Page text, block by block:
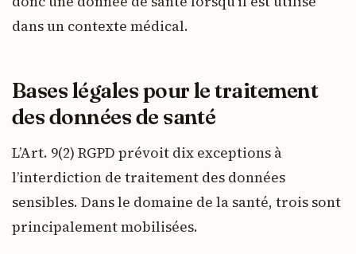
dans un contexte médical.
Bases légales pour le traitement
des données de santé
L’Art. 9(2) RGPD prévoit dix exceptions à
l’interdiction de traitement des données
sensibles. Dans le domaine de la santé, trois sont
principalement mobilisées.